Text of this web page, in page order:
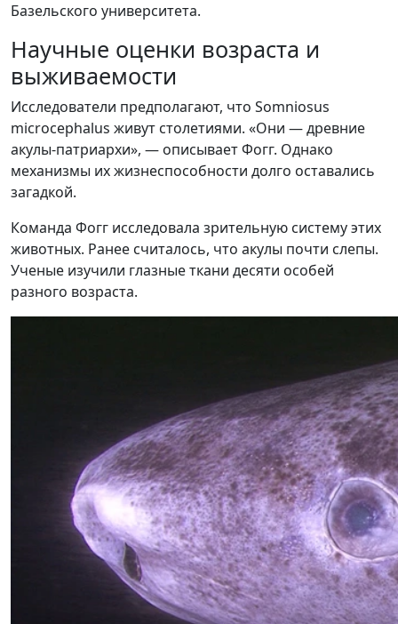
Базельского университета.
Научные оценки возраста и
выживаемости
Исследователи предполагают, что Somniosus
microcephalus живут столетиями. «Они — древние
акулы-патриархи», — описывает Фогг. Однако
механизмы их жизнеспособности долго оставались
загадкой.
Команда Фогг исследовала зрительную систему этих
животных. Ранее считалось, что акулы почти слепы.
Ученые изучили глазные ткани десяти особей
разного возраста.